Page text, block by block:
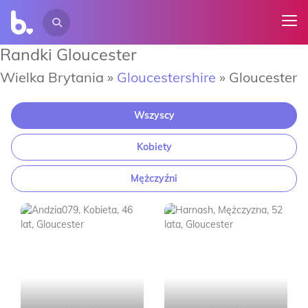
Randki Gloucester
Wielka Brytania » Gloucestershire » Gloucester
Wszyscy
Kobiety
Mężczyźni